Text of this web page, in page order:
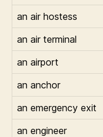
an air hostess
an air terminal
an airport
an anchor
an emergency exit
an engineer